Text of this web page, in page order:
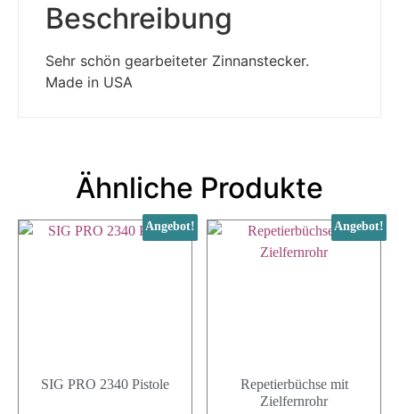
Beschreibung
Sehr schön gearbeiteter Zinnanstecker.
Made in USA
Ähnliche Produkte
Angebot!
SIG PRO 2340 Pistole
Angebot!
Repetierbüchse mit
Zielfernrohr